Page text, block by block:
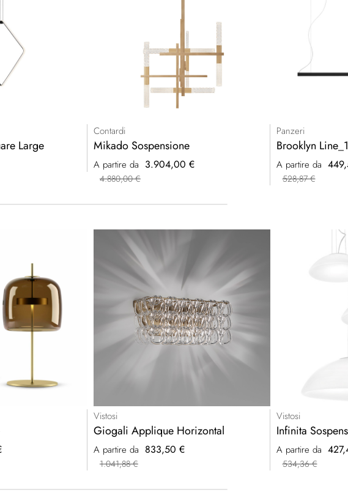
Large
Contardi
Mikado Sospensione
A partire da 3.904,00 €
4.880,00 €
Panzeri
Brooklyn
A partire da
528,87 €
Vistosi
Giogali Applique Horizontal
A partire da 833,50 €
1.041,88 €
Vistosi
Infinita
A partire da
534,36 €